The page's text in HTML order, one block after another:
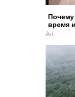
время
Ad